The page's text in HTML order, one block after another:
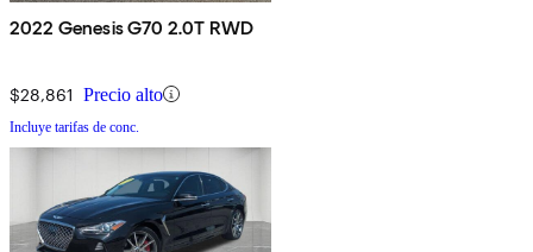
2022 Genesis G70 2.0T RWD
$28,861 Precio alto
Incluye tarifas de conc.